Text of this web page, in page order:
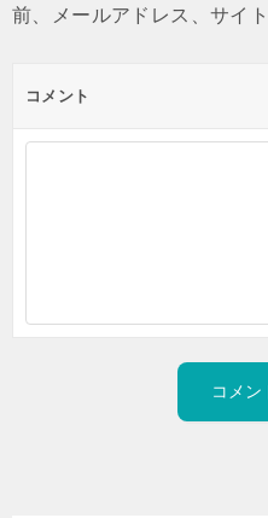
前、メールアドレス、サイ
コメント